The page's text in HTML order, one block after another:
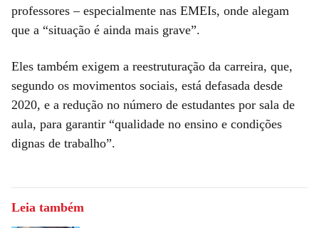
professores – especialmente nas EMEIs, onde alegam
que a “situação é ainda mais grave”.
Eles também exigem a reestruturação da carreira, que,
segundo os movimentos sociais, está defasada desde
2020, e a redução no número de estudantes por sala de
aula, para garantir “qualidade no ensino e condições
dignas de trabalho”.
Leia também